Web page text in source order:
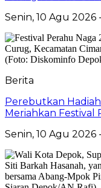
Senin, 10 Agu 2026
Berita
Perebutkan
Meriahkan Festival
Senin, 10 Agu 2026